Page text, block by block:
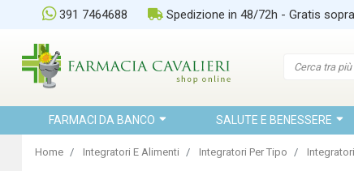
391 7464688 Spedizione in 48/72h - Gratis
FARMACI DA BANCO SALUTE E BENESSERE
Home Integratori E Alimenti Integratori Per Tipo